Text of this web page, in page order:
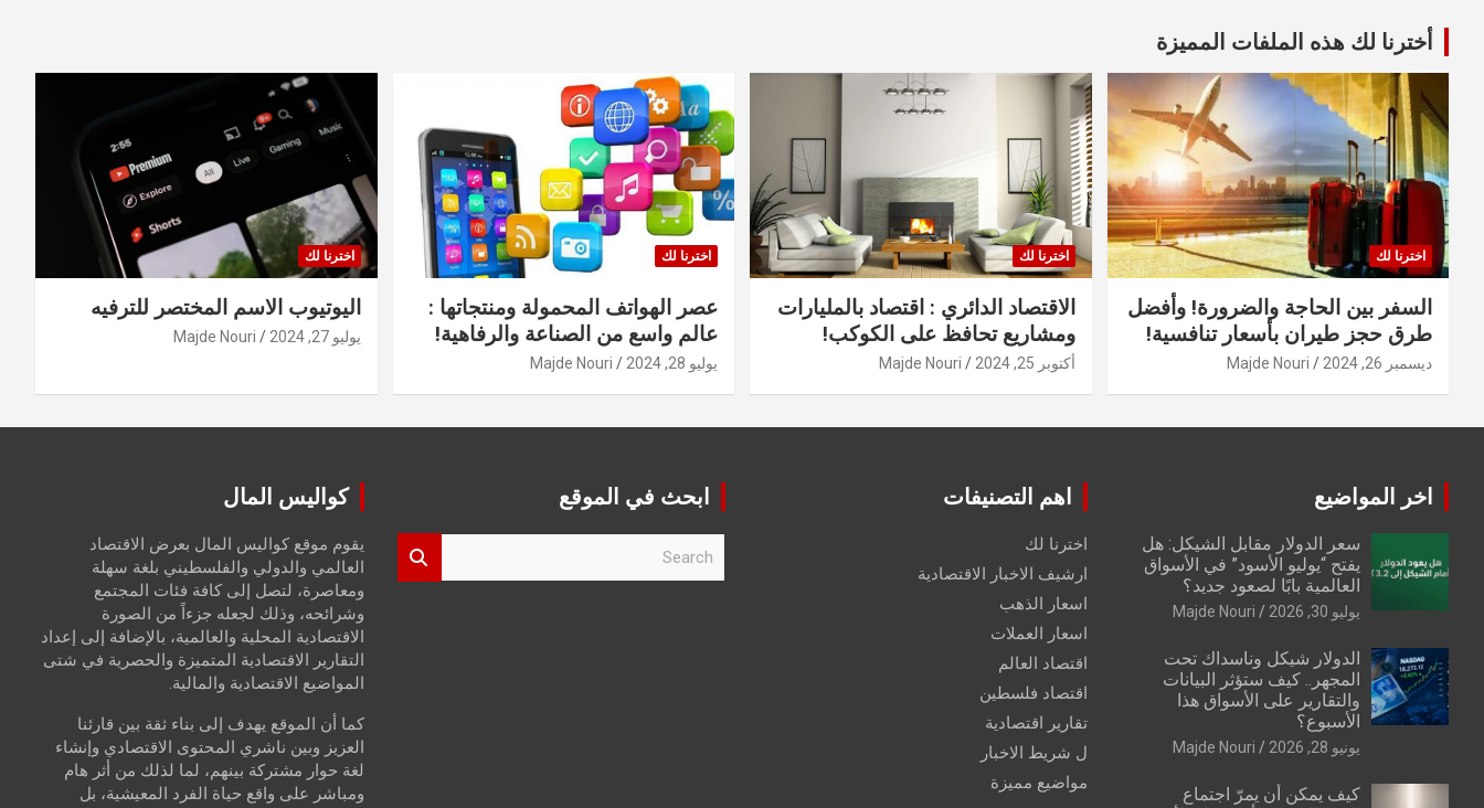
أخترنا لك هذه الملفات المميزة
اخترنا لك
السفر بين الحاجة والضرورة! وأفضل
طرق حجز طيران بأسعار تنافسية!
ديسمبر 26, 2024 Majde Nouri
اخترنا لك
الاقتصاد الدائري : اقتصاد بالمليارات
ومشاريع تحافظ على الكوكب!
أكتوبر 25, 2024 Majde Nouri
اخترنا لك
عصر الهواتف المحمولة ومنتجاتها :
عالم واسع من الصناعة والرفاهية!
يوليو 28, 2024 Majde Nouri
اخترنا لك
اليوتيوب الاسم المختصر للترفيه
يوليو 27, 2024 Majde Nouri
اخر المواضيع
سعر الدولار مقابل الشيكل: هل
يفتح “يوليو الأسود” في الأسواق
العالمية بابًا لصعود جديد؟
يوليو 30, 2026 Majde Nouri
الدولار شيكل وناسداك تحت
المجهر.. كيف ستؤثر البيانات
والتقارير على الأسواق هذا
الأسبوع؟
يونيو 28, 2026 Majde Nouri
كيف يمكن أن يمرّ اجتماع
اهم التصنيفات
اخترنا لك
ارشيف الاخبار الاقتصادية
اسعار الذهب
اسعار العملات
اقتصاد العالم
اقتصاد فلسطين
تقارير اقتصادية
ل شريط الاخبار
مواضيع مميزة
ابحث في الموقع كواليس المال
يقوم موقع كواليس المال بعرض الاقتصاد
العالمي والدولي والفلسطيني بلغة سهلة
ومعاصرة، لتصل إلى كافة فئات المجتمع
وشرائحه، وذلك لجعله جزءاً من الصورة
الاقتصادية المحلية والعالمية، بالإضافة إلى إعداد
التقارير الاقتصادية المتميزة والحصرية في شتى
المواضيع الاقتصادية والمالية.
كما أن الموقع يهدف إلى بناء ثقة بين قارئنا
العزيز وبين ناشري المحتوى الاقتصادي وإنشاء
لغة حوار مشتركة بينهم، لما لذلك من أثر هام
ومباشر على واقع حياة الفرد المعيشية، بل